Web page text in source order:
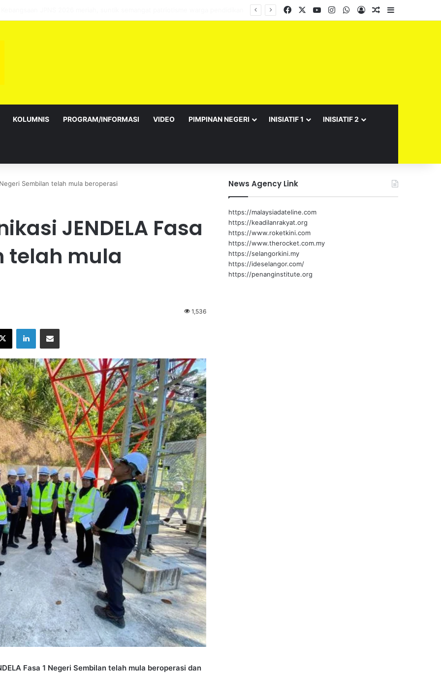
Facebook YouTubeInstagramWhatsApp
Log InRandom Article
KOLUMNIS PROGRAM/INFORMASI VIDEO PIMPINAN NEGERI INISIATIF 1 INISIATIF 2
Sembilan telah mula beroperasi
JENDELA Fasa
telah mula
1,536
Fasa 1 Negeri Sembilan telah mula beroperasi dan
News Agency Link
https://malaysiadateline.com
https://keadilanrakyat.org
https://www.roketkini.com
https://www.therocket.com.my
https://selangorkini.my
https://ideselangor.com/
https://penanginstitute.org